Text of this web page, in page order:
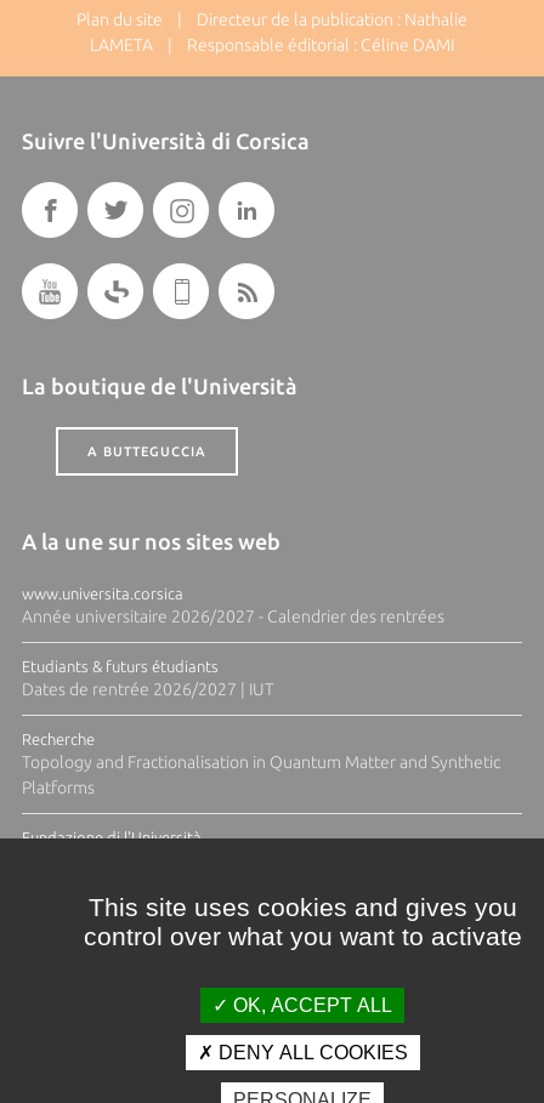
Plan du site | Directeur de la publication : Nathalie
LAMETA | Responsable éditorial : Céline DAMI
Suivre l'Università di Corsica
La boutique de l'Università
A BUTTEGUCCIA
A la une sur nos sites web
www.universita.corsica
Année universitaire 2026/2027 - Calendrier des rentrées
Etudiants & futurs étudiants
Dates de rentrée 2026/2027 | IUT
Recherche
Topology and Fractionalisation in Quantum Matter and Synthetic
Platforms
Fundazione di l'Università
Crédits et mentions légales
This site uses cookies and gives you
control over what you want to activate
OK, ACCEPT ALL
DENY ALL COOKIES